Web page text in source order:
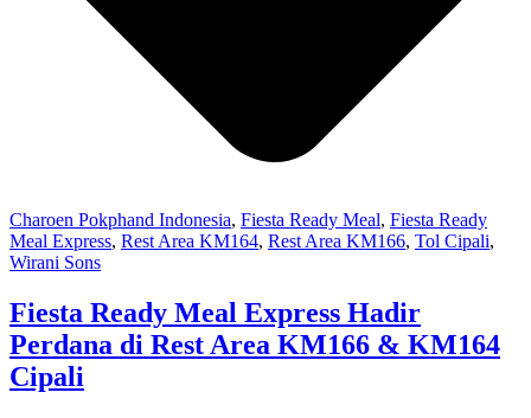
Charoen Pokphand Indonesia, Fiesta Ready Meal, Fiesta Ready
Meal Express, Rest Area KM164, Rest Area KM166, Tol Cipali,
Wirani Sons
Fiesta Ready Meal Express Hadir
Perdana di Rest Area KM166 & KM164
Cipali